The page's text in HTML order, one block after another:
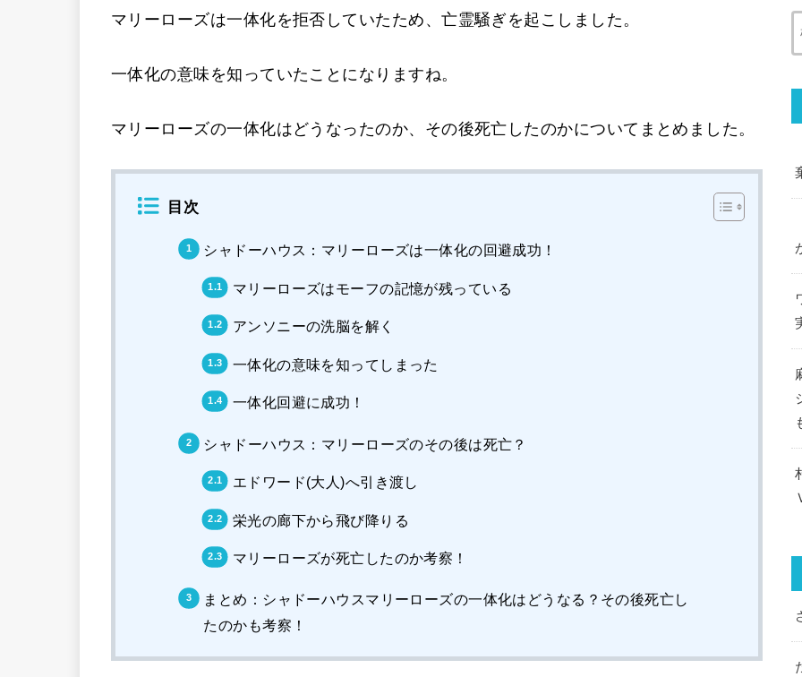
マリーローズは一体化を拒否していたため、亡霊騒ぎを起こしました。
一体化の意味を知っていたことになりますね。
マリーローズの一体化はどうなったのか、その後死亡したのかについてまとめました。
目次
シャドーハウス：マリーローズは一体化の回避成功！
マリーローズはモーフの記憶が残っている
アンソニーの洗脳を解く
一体化の意味を知ってしまった
一体化回避に成功！
シャドーハウス：マリーローズのその後は死亡？
エドワード(大人)へ引き渡し
栄光の廊下から飛び降りる
マリーローズが死亡したのか考察！
まとめ：シャドーハウスマリーローズの一体化はどうなる？その後死亡し
たのかも考察！